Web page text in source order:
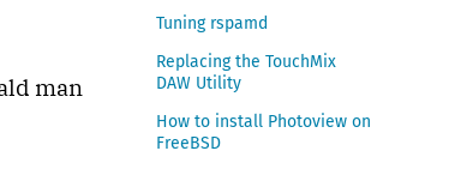
man
Tuning rspamd
Replacing the TouchMix
DAW Utility
How to install Photoview on
FreeBSD